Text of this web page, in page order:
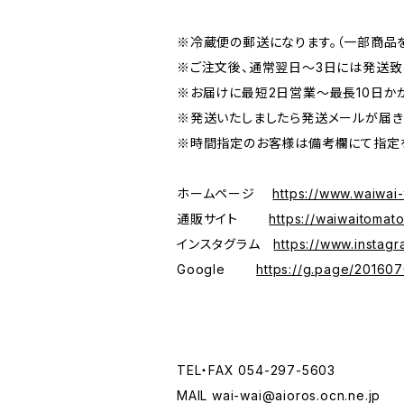
※冷蔵便の郵送になります。（一部商品
※ご注文後、通常翌日～3日には発送致
※お届けに最短2日営業～最長10日か
※発送いたしましたら発送メールが届き
※時間指定のお客様は備考欄にて指定
ホームページhttps://
通販サイトhttps://
インスタグラムhttps://
Googlehttps://g.page/
TEL・FAX 054-297-5603
MAIL wai-wai@aioros.ocn.ne.jp